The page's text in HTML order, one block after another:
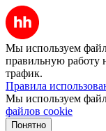
Мы используем
правильную работу
трафик.
Правила
Мы используем
файлов cookie
Понятно